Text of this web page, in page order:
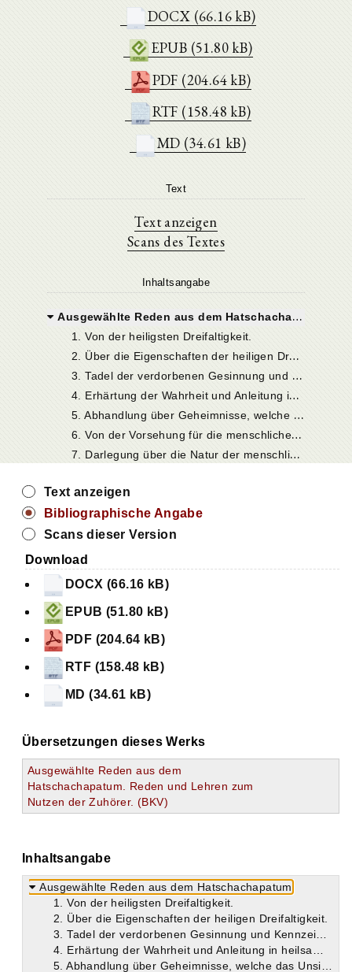
DOCX (66.16 kB)
EPUB (51.80 kB)
PDF (204.64 kB)
RTF (158.48 kB)
MD (34.61 kB)
Text
Text anzeigen
Scans des Textes
Inhaltsangabe
Ausgewählte Reden aus dem Hatschachapatum
1. Von der heiligsten Dreifaltigkeit.
2
. Über die Eigenschaften der heiligen Dreifaltigkeit.
3
. Tadel der verdorbenen Gesinnung und Kennzeichen der Gottesverehrung.
4
. Erhärtung der Wahrheit und Anleitung in heilsamen Ermahnungen.
5
. Abhandlung über Geheimnisse, welche das Unsichtbare ins Sichtbare einführt.
6
. Von der Vorsehung für die menschliche Natur durch Gottes Fürsorge.
7
. Darlegung über die Natur der menschlichen Seelen.
Text anzeigen
Bibliographische Angabe
Scans dieser Version
Download
DOCX (66.16 kB)
EPUB (51.80 kB)
PDF (204.64 kB)
RTF (158.48 kB)
MD (34.61 kB)
Übersetzungen dieses Werks
Ausgewählte Reden aus dem
Hatschachapatum. Reden und Lehren zum
Nutzen der Zuhörer. (BKV)
Inhaltsangabe
Ausgewählte Reden aus dem Hatschachapatum
1. Von der heiligsten Dreifaltigkeit.
2. Über die Eigenschaften der heiligen Dreifaltigkeit.